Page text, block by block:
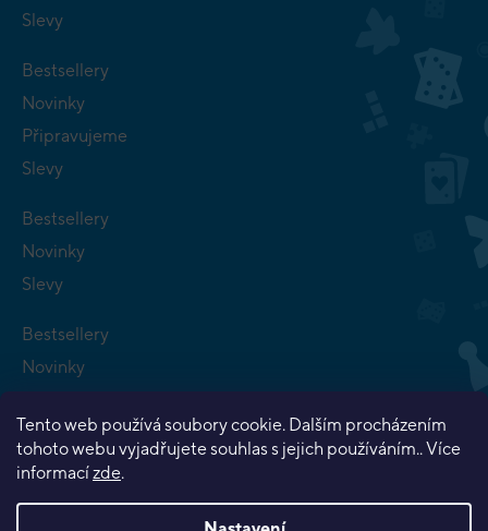
Tento web používá soubory cookie. Dalším procházením
tohoto webu vyjadřujete souhlas s jejich používáním.. Více
informacízde.
Slevy
Bestsellery
Novinky
Připravujeme
Slevy
Bestsellery
Novinky
Slevy
Bestsellery
Novinky
Slevy